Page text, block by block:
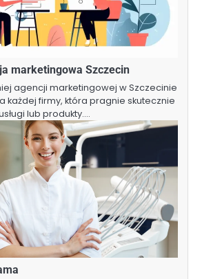
marketingowa Szczecin
agencji marketingowej w Szczecinie
każdej firmy, która pragnie skutecznie
lub produkty.…